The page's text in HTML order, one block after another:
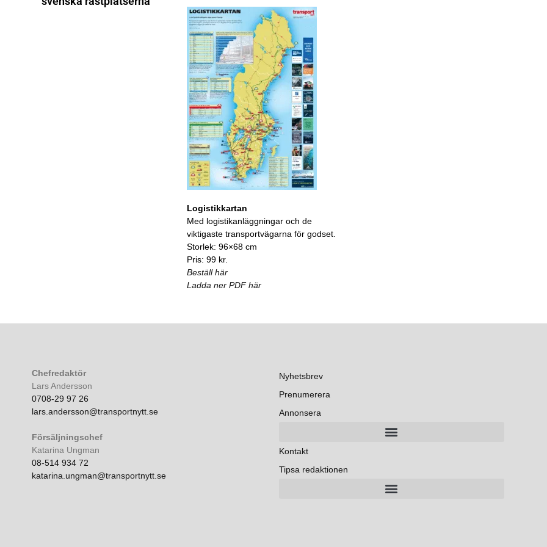
Logistikkartan
Med logistikanläggningar och de
viktigaste transportvägarna för godset.
Storlek: 96×68 cm
Pris: 99 kr.
Beställ här
Ladda ner PDF här
Chefredaktör
Lars Andersson
0708-29 97 26
lars.andersson@transportnytt.se
Försäljningschef
Katarina Ungman
08-514 934 72
katarina.ungman@transportnytt.se
Nyhetsbrev
Prenumerera
Annonsera
Kontakt
Tipsa redaktionen